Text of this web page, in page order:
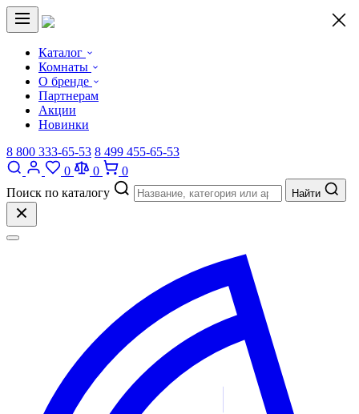
Каталог
Комнаты
О бренде
Партнерам
Акции
Новинки
8 800 333-65-53 8 499 455-65-53
0
0
0
Поиск по каталогу
Найти
×